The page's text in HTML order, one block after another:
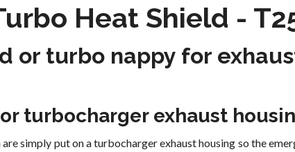
Heat Shield -
or turbo nappy for
turbocharger exhaust
simply put on a turbocharger exhaust housing so the